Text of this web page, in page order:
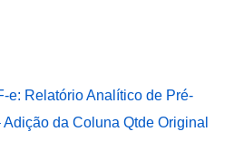
e: Relatório Analítico de Pré-
da Coluna Qtde Original